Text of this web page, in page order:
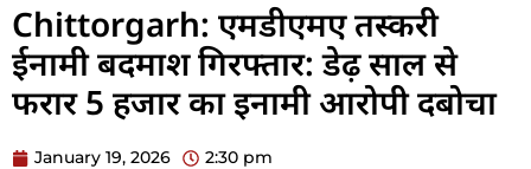
Chittorgarh: एमडीएमए तस्करी
ईनामी बदमाश गिरफ्तार: डेढ़ साल से
फरार 5 हजार का इनामी आरोपी दबोचा
January 19, 2026 2:30 pm